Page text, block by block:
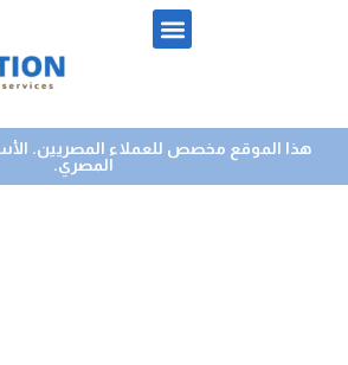
هذا الموقع مخصص للعملاء المصريين.
المصري.